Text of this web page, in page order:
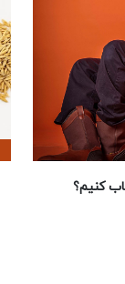
کنیم؟